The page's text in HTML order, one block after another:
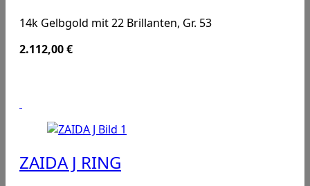
14k Gelbgold mit 22 Brillanten, Gr. 53
2.112,00€
ZAIDA J RING